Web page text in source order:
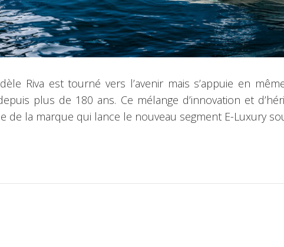
Riva est tourné vers l’avenir mais s’appuie en
plus de 180 ans. Ce mélange d’innovation et
de la marque qui lance le nouveau segment E-Luxury